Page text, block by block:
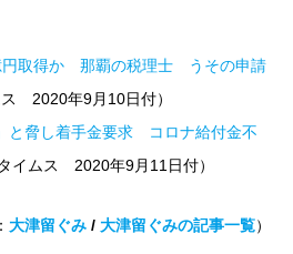
円取得か 那覇の税理士 うその申請
ス 2020年9月10日付）
と脅し着手金要求 コロナ給付金不
タイムス 2020年9月11日付）
大津留ぐみ / 大津留ぐみの記事一覧）